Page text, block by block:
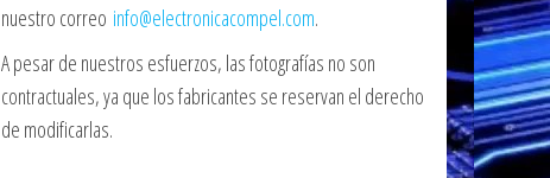
nuestro correo info@electronicacompel.com.
A pesar de nuestros esfuerzos, las fotografías no son
contractuales, ya que los fabricantes se reservan el derecho
de modificarlas.